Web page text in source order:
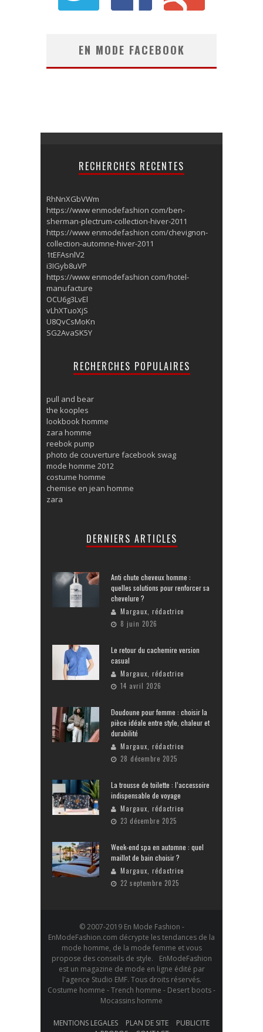
EN MODE FACEBOOK
RECHERCHES RECENTES
RhNnXGbVWm
https://www enmodefashion com/ben-
sherman-plectrum-collection-hiver-2011
https://www enmodefashion com/chevignon-
collection-automne-hiver-2011
1tEFAsnlV2
i3IGyb8uVP
https://www enmodefashion com/hotel-
manufacture
OCU6g3LvEl
vLhXTuoXjS
U8QvCsMoKn
SG2AvaSK5Y
RECHERCHES POPULAIRES
pull and bear
the kooples
lookbook homme
zara homme
reebok pump
photo de couverture facebook swag
mode homme 2012
costume homme
chemise en jean homme
zara
DERNIERS ARTICLES
Anti chute cheveux homme :
quelles solutions pour renforcer sa
chevelure ?
Margaux, rédactrice
8 juin 2026
Le retour du cachemire version
casual
Margaux, rédactrice
14 avril 2026
Doudoune pour femme : choisir la
pièce idéale entre style, chaleur et
durabilité
Margaux, rédactrice
28 décembre 2025
La trousse de toilette : l’accessoire
indispensable de voyage
Margaux, rédactrice
23 décembre 2025
Week-end spa en automne : quel
maillot de bain choisir ?
Margaux, rédactrice
22 septembre 2025
© 2007-2019 En Mode Fashion -
EnModeFashion.com décrypte les tendances de la
mode homme, de la mode femme et vous
propose des conseils de style. EnModeFashion
est un magazine de mode en ligne édité par
l'agence Studio EMF. Tous droits réservés.
Costume homme - Trench homme - Desert boots -
Mocassins homme
MENTIONS LEGALES PLAN DE SITE
PUBLICITE